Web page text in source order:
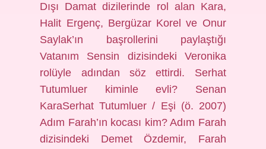
Dışı Damat dizilerinde rol alan Kara,
Halit Ergenç, Bergüzar Korel ve Onur
Saylak’ın başrollerini paylaştığı
Vatanım Sensin dizisindeki Veronika
rolüyle adından söz ettirdi. Serhat
Tutumluer kiminle evli? Senan
KaraSerhat Tutumluer / Eşi (ö. 2007)
Adım Farah’ın kocası kim? Adım Farah
dizisindeki Demet Özdemir, Farah